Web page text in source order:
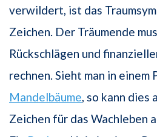
verwildert, ist das
Zeichen. Der Träumende
Rückschlägen und
rechnen. Sieht man in einem
Mandelbäume, so kann dies
Zeichen für das Wachleben